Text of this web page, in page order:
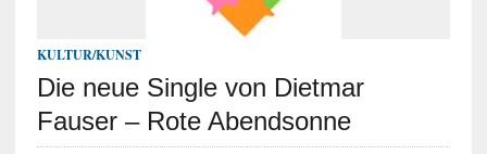
KULTUR/KUNST
Die neue Single von Dietmar
Fauser – Rote Abendsonne